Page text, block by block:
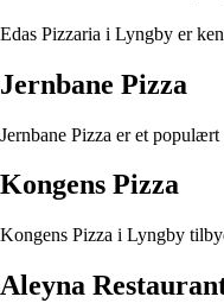
Edas Pizzaria i Lyngby er
Jernbane Pizza
Jernbane Pizza er et
Kongens Pizza
Kongens Pizza i Lyngby
Aleyna